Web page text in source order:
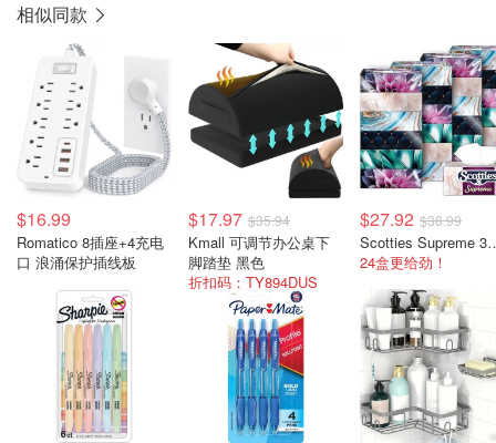
相似同款
$16.99
Romatico 8插座+4充电
口 浪涌保护插线板
$17.97 $35.94
Kmall 可调节办公桌下
脚踏垫 黑色
折扣码：TY894DUS
$27.92 $38.99
Scotties
24盒更给劲！